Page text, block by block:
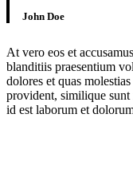
John Doe
At vero eos et
blanditiis praesentium
dolores et quas
provident, similique
id est laborum et